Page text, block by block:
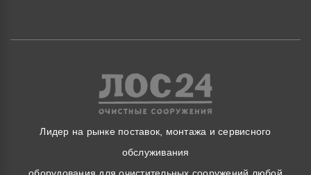
Лидер на рынке поставок, монтажа и сервисного
обслуживания